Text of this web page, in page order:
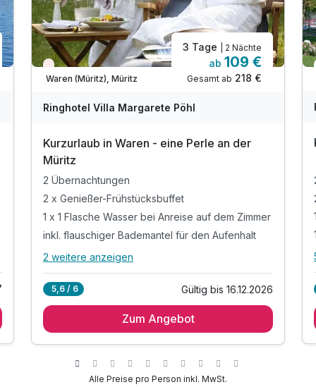
Wieder frei ab November
Waren (Müritz), Müritz
3 Tage | 2 Nächte
ab 109 €
Gesamt ab 218 €
Ringhotel Villa Margarete Pöhl
Kurzurlaub in Waren - eine Perle an der
Müritz
2 Übernachtungen
2 x Genießer-Frühstücksbuffet
1 x 1 Flasche Wasser bei Anreise auf dem Zimmer
inkl. flauschiger Bademantel für den Aufenhalt
Alle Inklusivleistungen
2 x Genießer-Frühstücksbuffet
inkl. Wohlfühlzeit in der Sauna
2 weitere anzeigen
5,6 / 6 Gültig bis 16.12.2026
Zum Angebot
Alle Preise pro Person inkl. MwSt.